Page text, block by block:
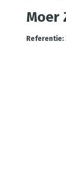
Moer
Referentie: